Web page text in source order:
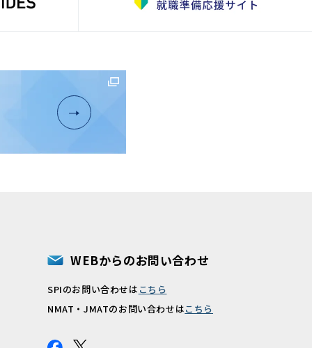
WEBからのお問い合わせ
SPIのお問い合わせは こちら
NMAT・JMATのお問い合わせはこちら